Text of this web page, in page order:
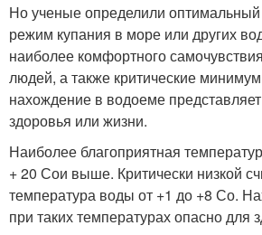
Но ученые определили
режим купания в море или других
наиболее комфортного
людей, а также критические
нахождение в водоеме
здоровья или жизни.
Наиболее благоприятная
+ 20 Сои выше. Критически низкой
температура воды от +1 до +8 Со.
при таких температурах опасно для